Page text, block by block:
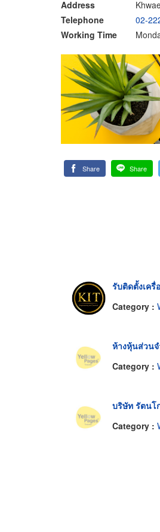
Address
Telephone
02-
Working Time
Share Share
รับติดตั้งเครื่
Category :
ห้างหุ้นส่วนจ
Category :
บริษัท รัตนโ
Category :